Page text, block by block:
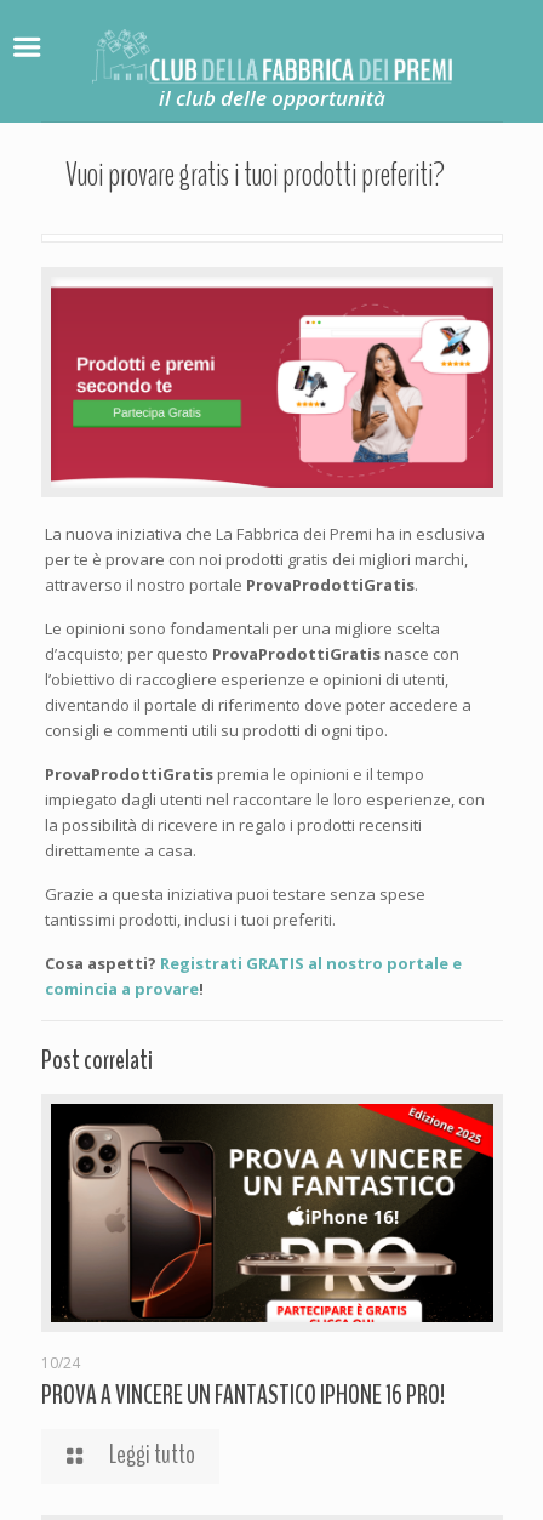
il club delle opportunità
Vuoi provare gratis i tuoi prodotti preferiti?
La nuova iniziativa che La Fabbrica dei Premi ha in esclusiva
per te è provare con noi prodotti gratis dei migliori marchi,
attraverso il nostro portale ProvaProdottiGratis.
Le opinioni sono fondamentali per una migliore scelta
d’acquisto; per questo ProvaProdottiGratis nasce con
l’obiettivo di raccogliere esperienze e opinioni di utenti,
diventando il portale di riferimento dove poter accedere a
consigli e commenti utili su prodotti di ogni tipo.
ProvaProdottiGratis premia le opinioni e il tempo
impiegato dagli utenti nel raccontare le loro esperienze, con
la possibilità di ricevere in regalo i prodotti recensiti
direttamente a casa.
Grazie a questa iniziativa puoi testare senza spese
tantissimi prodotti, inclusi i tuoi preferiti.
Cosa aspetti? Registrati GRATIS al nostro portale e
comincia a provare!
Post correlati
10/24
PROVA A VINCERE UN FANTASTICO IPHONE 16 PRO!
Leggi tutto